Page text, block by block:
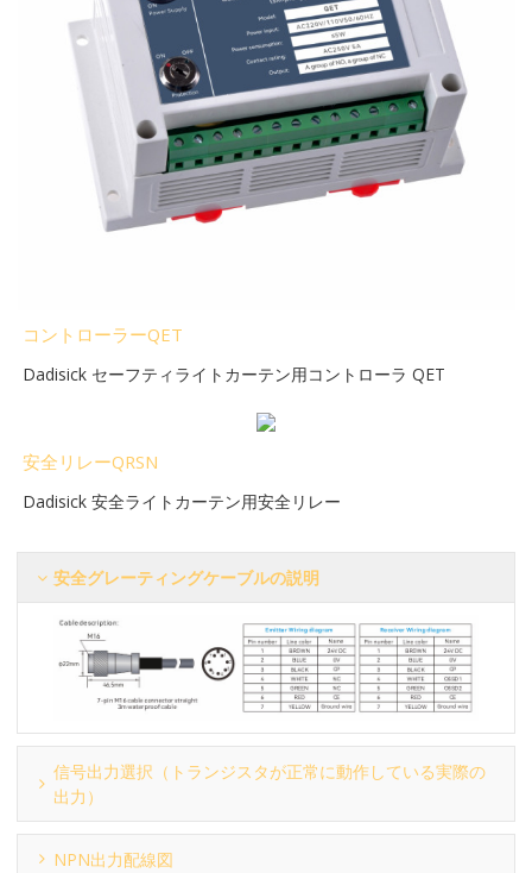
コントローラーQET
Dadisick セーフティライトカーテン用コントローラ QET
安全リレーQRSN
Dadisick 安全ライトカーテン用安全リレー
安全グレーティングケーブルの説明
信号出力選択（トランジスタが正常に動作している実際の
出力）
NPN出力配線図